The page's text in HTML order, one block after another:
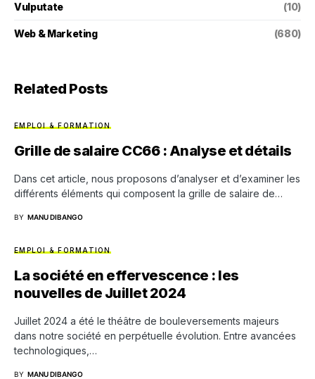
Vulputate (10)
Web & Marketing (680)
Related Posts
EMPLOI & FORMATION
Grille de salaire CC66 : Analyse et détails
Dans cet article, nous proposons d’analyser et d’examiner les
différents éléments qui composent la grille de salaire de…
BY MANU DIBANGO
EMPLOI & FORMATION
La société en effervescence : les
nouvelles de Juillet 2024
Juillet 2024 a été le théâtre de bouleversements majeurs
dans notre société en perpétuelle évolution. Entre avancées
technologiques,…
BY MANU DIBANGO